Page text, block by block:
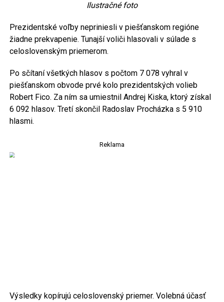
Ilustračné foto
Prezidentské voľby nepriniesli v piešťanskom regióne
žiadne prekvapenie. Tunajší voliči hlasovali v súlade s
celoslovenským priemerom.
Po sčítaní všetkých hlasov s počtom 7 078 vyhral v
piešťanskom obvode prvé kolo prezidentských volieb
Robert Fico. Za ním sa umiestnil Andrej Kiska, ktorý získal
6 092 hlasov. Tretí skončil Radoslav Procházka s 5 910
hlasmi.
Reklama
Výsledky kopírujú celoslovenský priemer. Volebná účasť